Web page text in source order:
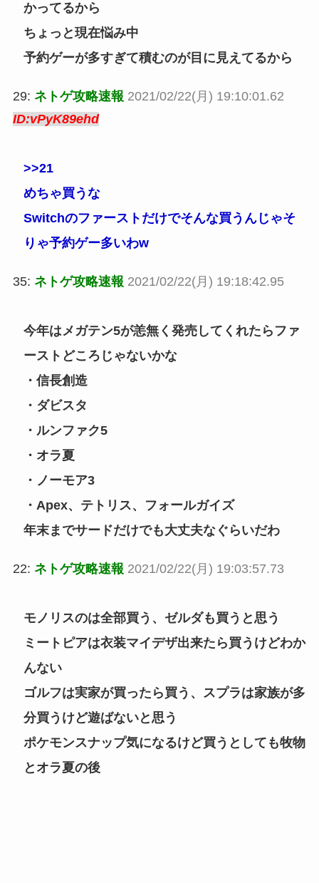
かってるから
ちょっと現在悩み中
予約ゲーが多すぎて積むのが目に見えてるから
29: ネトゲ攻略速報 2021/02/22(月) 19:10:01.62
ID:vPyK89ehd
>>21
めちゃ買うな
Switchのファーストだけでそんな買うんじゃそ
りゃ予約ゲー多いわw
35: ネトゲ攻略速報 2021/02/22(月) 19:18:42.95
今年はメガテン5が恙無く発売してくれたらファ
ーストどころじゃないかな
・信長創造
・ダビスタ
・ルンファク5
・オラ夏
・ノーモア3
・Apex、テトリス、フォールガイズ
年末までサードだけでも大丈夫なぐらいだわ
22: ネトゲ攻略速報 2021/02/22(月) 19:03:57.73
モノリスのは全部買う、ゼルダも買うと思う
ミートピアは衣装マイデザ出来たら買うけどわか
んない
ゴルフは実家が買ったら買う、スプラは家族が多
分買うけど遊ばないと思う
ポケモンスナップ気になるけど買うとしても牧物
とオラ夏の後